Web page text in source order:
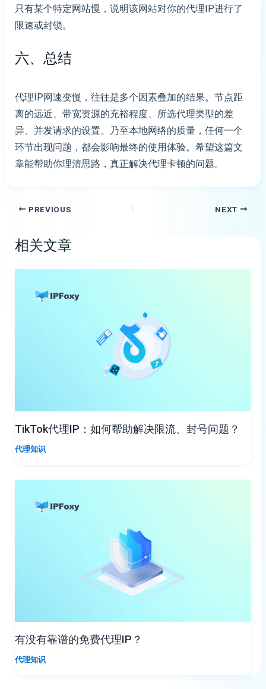
只有某个特定网站慢，说明该网站对你的代理IP进行了
限速或封锁。
六、总结
代理IP网速变慢，往往是多个因素叠加的结果。节点距
离的远近、带宽资源的充裕程度、所选代理类型的差
异、并发请求的设置、乃至本地网络的质量，任何一个
环节出现问题，都会影响最终的使用体验。希望这篇文
章能帮助你理清思路，真正解决代理卡顿的问题。
PREVIOUS NEXT
相关文章
TikTok代理IP：如何帮助解决限流、封号问题？
代理知识
有没有靠谱的免费代理IP？
代理知识